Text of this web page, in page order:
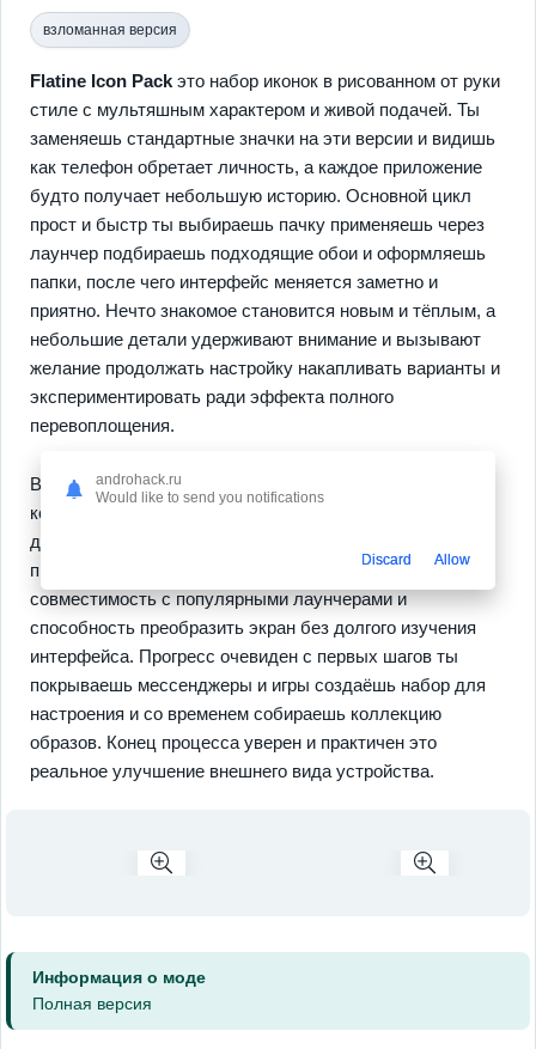
взломанная версия
Flatine Icon Pack это набор иконок в рисованном от руки
стиле с мультяшным характером и живой подачей. Ты
заменяешь стандартные значки на эти версии и видишь
как телефон обретает личность, а каждое приложение
будто получает небольшую историю. Основной цикл
прост и быстр ты выбираешь пачку применяешь через
лаунчер подбираешь подходящие обои и оформляешь
папки, после чего интерфейс меняется заметно и
приятно. Нечто знакомое становится новым и тёплым, а
небольшие детали удерживают внимание и вызывают
желание продолжать настройку накапливать варианты и
экспериментировать ради эффекта полного
перевоплощения.
В наборе выделяются
контуры и выразительные цветовые решения которые
делают значки заметными и понятными. Важные
преимущества видны сразу удобство установки
совместимость с популярными лаунчерами и
способность преобразить экран без долгого изучения
интерфейса. Прогресс очевиден с первых шагов ты
покрываешь мессенджеры и игры создаёшь набор для
настроения и со временем собираешь коллекцию
образов. Конец процесса уверен и практичен это
реальное улучшение внешнего вида устройства.
Информация о моде
Полная версия
androhack.ru
Would like to send you notifications
Discard Allow